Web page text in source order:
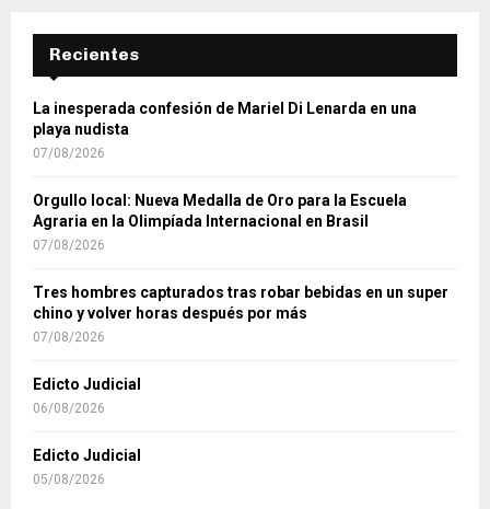
Recientes
La inesperada confesión de Mariel Di Lenarda en una
playa nudista
07/08/2026
Orgullo local: Nueva Medalla de Oro para la Escuela
Agraria en la Olimpíada Internacional en Brasil
07/08/2026
Tres hombres capturados tras robar bebidas en un super
chino y volver horas después por más
07/08/2026
Edicto Judicial
06/08/2026
Edicto Judicial
05/08/2026